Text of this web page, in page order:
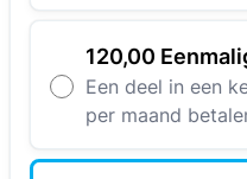
120,00
Een deel in een
per maand